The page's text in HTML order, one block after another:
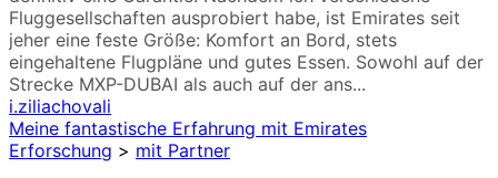
Fluggesellschaften ausprobiert habe, ist Emirates seit
jeher eine feste Größe: Komfort an Bord, stets
eingehaltene Flugpläne und gutes Essen. Sowohl auf der
Strecke MXP-DUBAI als auch auf der ans...
i.ziliachovali
Meine fantastische Erfahrung mit Emirates
Erforschung > mit Partner